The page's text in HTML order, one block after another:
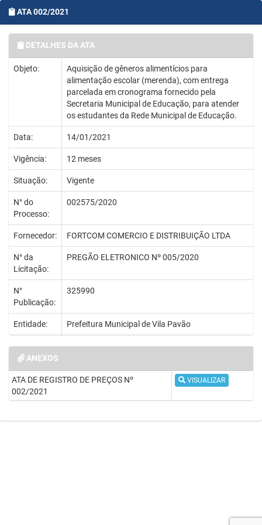
ATA 002/2021
DETALHES DA ATA
Objeto:
Aquisição de gêneros alimentícios para
alimentação escolar (merenda), com entrega
parcelada em cronograma fornecido pela
Secretaria Municipal de Educação, para atender
os estudantes da Rede Municipal de Educação.
Data: 14/01/2021
Vigência: 12 meses
Situação: Vigente
N° do
Processo:
002575/2020
Fornecedor: FORTCOM COMERCIO E DISTRIBUIÇÃO LTDA
N° da
Licitação:
PREGÃO ELETRONICO Nº 005/2020
N°
Publicação:
325990
Entidade: Prefeitura Municipal de Vila Pavão
ANEXOS
ATA DE REGISTRO DE PREÇOS Nº
002/2021
VISUALIZAR